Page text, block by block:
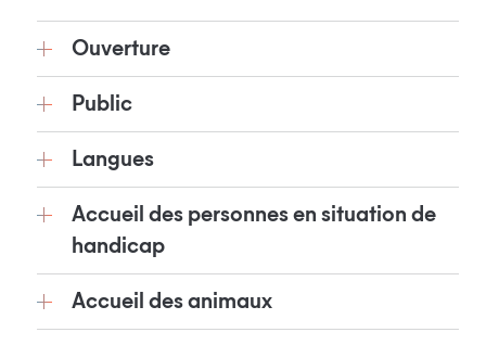
Ouverture
Public
Langues
Accueil des personnes en situation de
handicap
Accueil des animaux